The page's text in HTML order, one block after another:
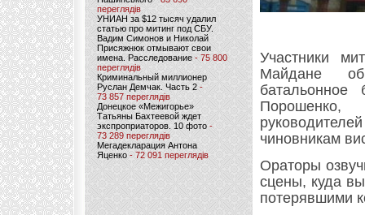
переглядів
УНИАН за $12 тысяч удалил
статью про митинг под СБУ.
Вадим Симонов и Николай
Присяжнюк отмывают свои
имена. Расследование - 75 800
переглядів
Криминальный миллионер
Руслан Демчак. Часть 2-
73 857 переглядів
Донецкое «Межигорье»
Татьяны Бахтеевой ждет
экспроприаторов. 10 фото -
73 289 переглядів
Мегадекларация Антона
Яценко - 72 091 переглядів
Участники
Майдане
батальонное
чиновникам
Ораторы
сцены, куда
потерявшими